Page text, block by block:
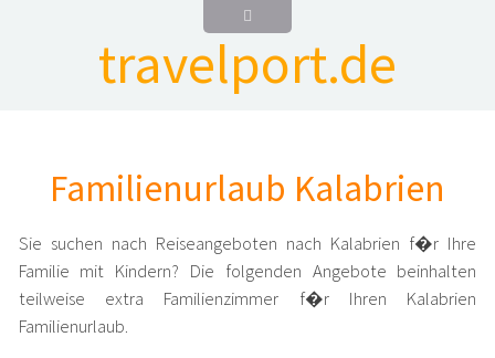
travelport.de
Familienurlaub Kalabrien
Sie suchen nach Reiseangeboten nach Kalabrien f�r Ihre
Familie mit Kindern? Die folgenden Angebote beinhalten
teilweise extra Familienzimmer f�r Ihren Kalabrien
Familienurlaub.